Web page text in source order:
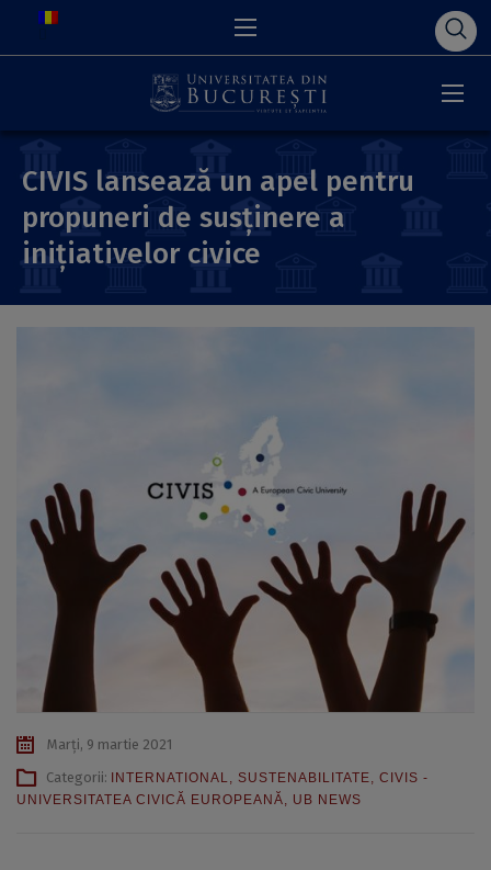
CIVIS lansează un apel pentru
propuneri de susținere a
inițiativelor civice
Marți, 9 martie 2021
Categorii:
INTERNATIONAL, SUSTENABILITATE, CIVIS -
UNIVERSITATEA CIVICĂ EUROPEANĂ, UB NEWS